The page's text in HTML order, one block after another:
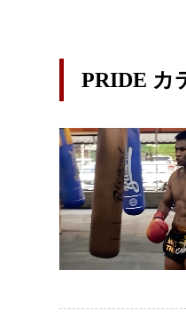
PRIDE カ